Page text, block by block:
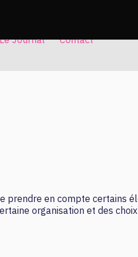
Journal Contact
prendre en compte certains
organisation et des